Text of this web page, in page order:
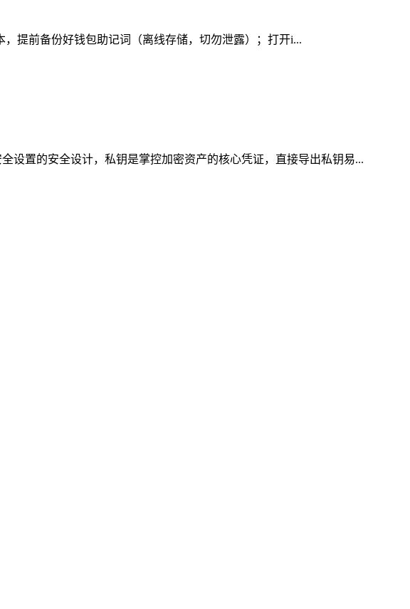
提前备份好钱包助记词（离线存储，切勿泄露）；打开i...
设置的安全设计，私钥是掌控加密资产的核心凭证，直接导出私钥易...